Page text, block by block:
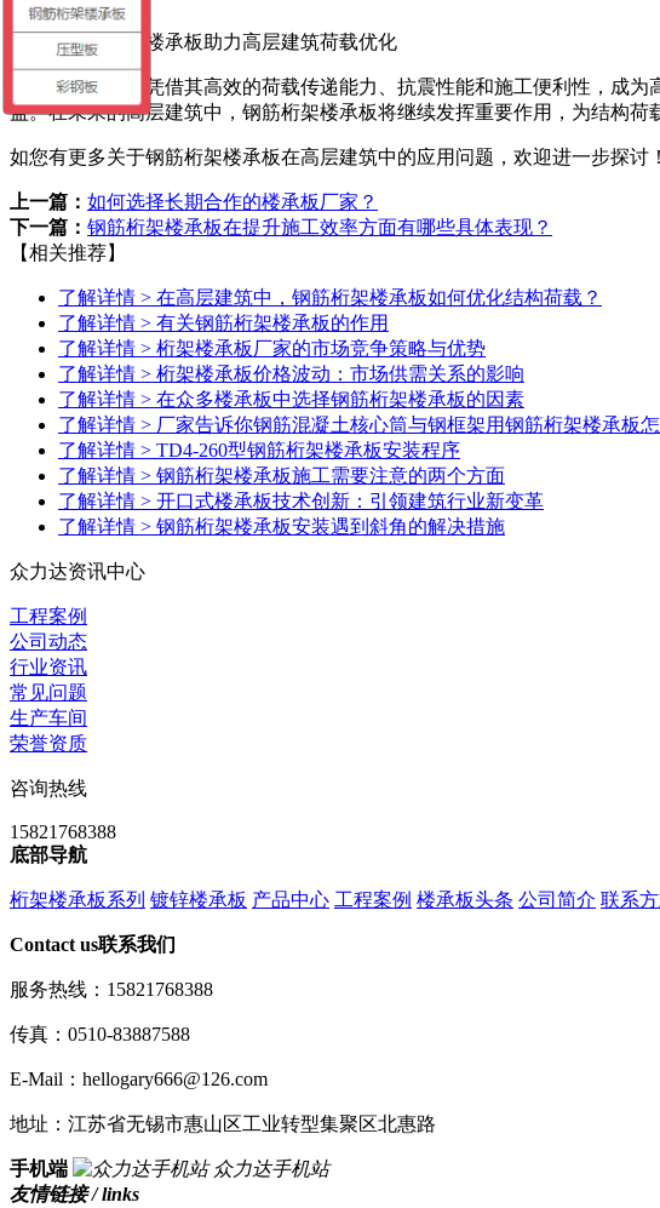
结语：钢筋桁架楼承板助力高层建筑荷载优化
钢筋桁架楼承板凭借其高效的荷载传递能力、抗震性能和施工便利性，成
益。在未来的高层建筑中，钢筋桁架楼承板将继续发挥重要作用，为结构荷
如您有更多关于钢筋桁架楼承板在高层建筑中的应用问题，欢迎进一步探讨！
上一篇： 如何选择长期合作的楼承板厂家？
下一篇： 钢筋桁架楼承板在提升施工效率方面有哪些具体表现？
【相关推荐】
了解详情 > 在高层建筑中，钢筋桁架楼承板如何优化结构荷载？
了解详情 > 有关钢筋桁架楼承板的作用
了解详情 > 桁架楼承板厂家的市场竞争策略与优势
了解详情 > 桁架楼承板价格波动：市场供需关系的影响
了解详情 > 在众多楼承板中选择钢筋桁架楼承板的因素
了解详情 > 厂家告诉你钢筋混凝土核心筒与钢框架用钢筋桁架楼承板
了解详情 > TD4-260型钢筋桁架楼承板安装程序
了解详情 > 钢筋桁架楼承板施工需要注意的两个方面
了解详情 > 开口式楼承板技术创新：引领建筑行业新变革
了解详情 > 钢筋桁架楼承板安装遇到斜角的解决措施
众力达资讯中心
工程案例
公司动态
行业资讯
常见问题
生产车间
荣誉资质
咨询热线
15821768388
底部导航
桁架楼承板系列 镀锌楼承板 产品中心 工程案例 楼承板头条 公司简介 联系
Contact us联系我们
服务热线：15821768388
传真：0510-83887588
E-Mail：hellogary666@126.com
地址：江苏省无锡市惠山区工业转型集聚区北惠路
手机端
众力达手机站
友情链接 / links